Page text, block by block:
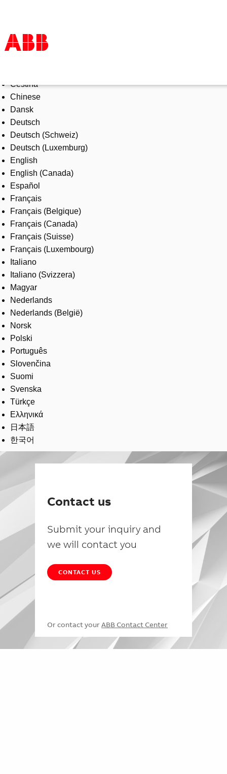
Products & Solutions
Industries
Services
About us
Where to buy
Contact us
Careers
Čeština
Chinese
Dansk
Deutsch
Deutsch (Schweiz)
Deutsch (Luxemburg)
English
English (Canada)
Español
Français
Français (Belgique)
Français (Canada)
Français (Suisse)
Français (Luxembourg)
Italiano
Italiano (Svizzera)
Magyar
Nederlands
Nederlands (België)
Norsk
Polski
Português
Slovenčina
Suomi
Svenska
Türkçe
Ελληνικά
日本語
한국어
Contact us
Submit your inquiry and
we will contact you
CONTACT US
Or contact your ABB Contact Center